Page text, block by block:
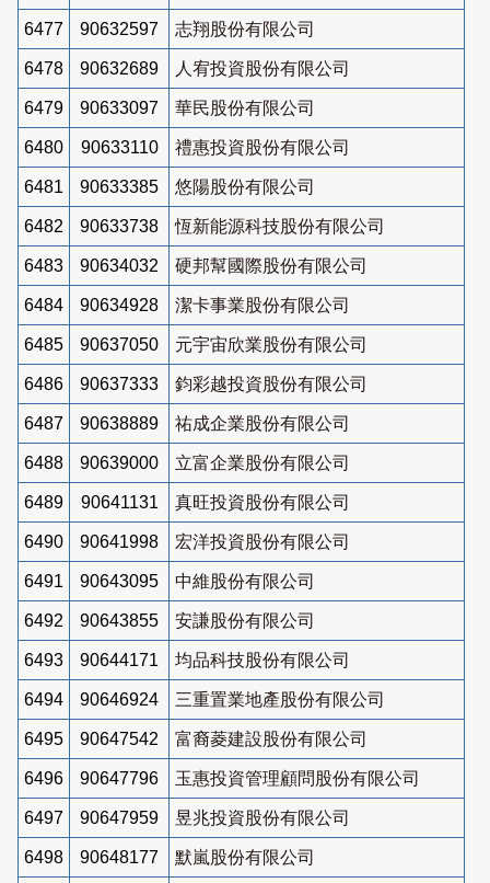
6477 90632597 志翔股份有限公司
6478 90632689 人宥投資股份有限公司
6479 90633097 華民股份有限公司
6480 90633110 禮惠投資股份有限公司
6481 90633385 悠陽股份有限公司
6482 90633738 恆新能源科技股份有限公司
6483 90634032 硬邦幫國際股份有限公司
6484 90634928 潔卡事業股份有限公司
6485 90637050 元宇宙欣業股份有限公司
6486 90637333 鈞彩越投資股份有限公司
6487 90638889 祐成企業股份有限公司
6488 90639000 立富企業股份有限公司
6489 90641131 真旺投資股份有限公司
6490 90641998 宏洋投資股份有限公司
6491 90643095 中維股份有限公司
6492 90643855 安謙股份有限公司
6493 90644171 均品科技股份有限公司
6494 90646924 三重置業地產股份有限公司
6495 90647542 富裔菱建設股份有限公司
6496 90647796 玉惠投資管理顧問股份有限公司
6497 90647959 昱兆投資股份有限公司
6498 90648177 默嵐股份有限公司